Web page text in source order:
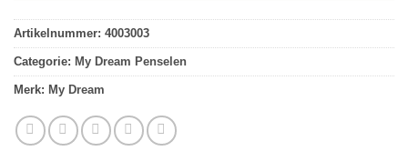
Artikelnummer: 4003003
Categorie: My Dream Penselen
Merk: My Dream